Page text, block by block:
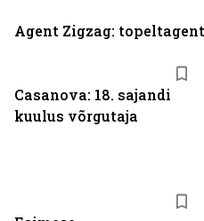
Casanova: 18. sajandi
kuulus võrgutaja
Agent Zigzag: